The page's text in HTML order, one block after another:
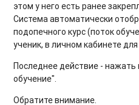
этом у него есть ранее
Система автоматически
подопечного курс (поток
ученик, в личном кабинете
Последнее действие - нажать
обучение".
Обратите внимание.